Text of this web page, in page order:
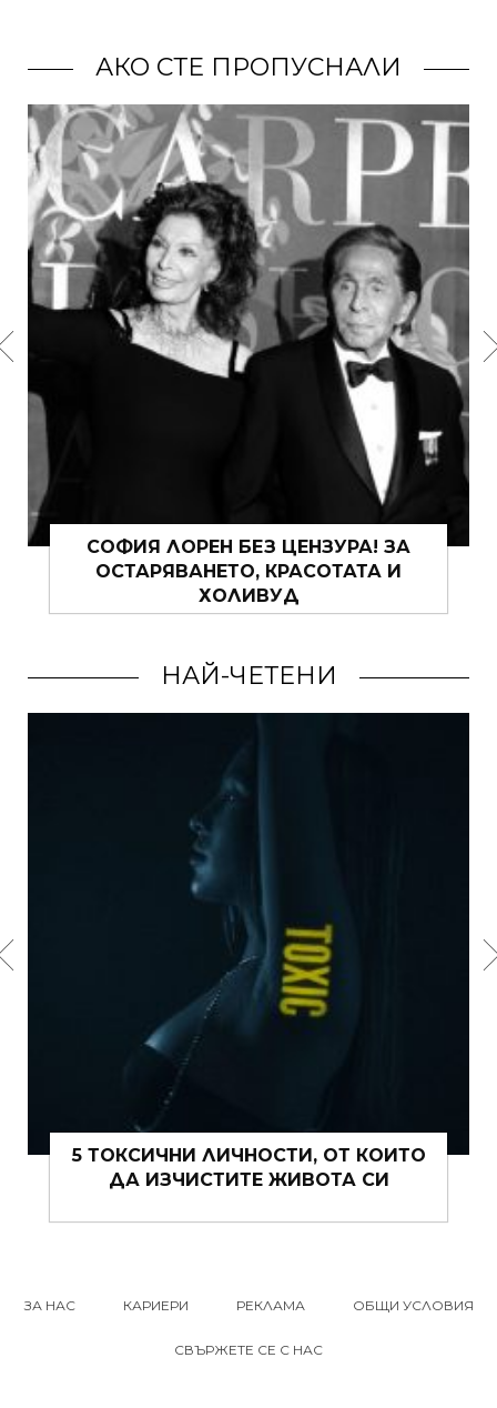
АКО СТЕ ПРОПУСНАЛИ
ЗА
ЗА ТАЙНИТЕ НА
DOLCE VITA
НАЙ-ЧЕТЕНИ
ЛИЧНОСТИ, ОТ КОИТО
ДА ИЗЧИСТИТЕ ЖИВОТА СИ
15
ЗА НАС КАРИЕРИ РЕКЛАМА ОБЩИ УСЛОВИЯ
СВЪРЖЕТЕ СЕ С НАС